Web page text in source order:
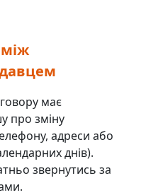
між
має
про зміну
адреси або
днів).
звернутись за